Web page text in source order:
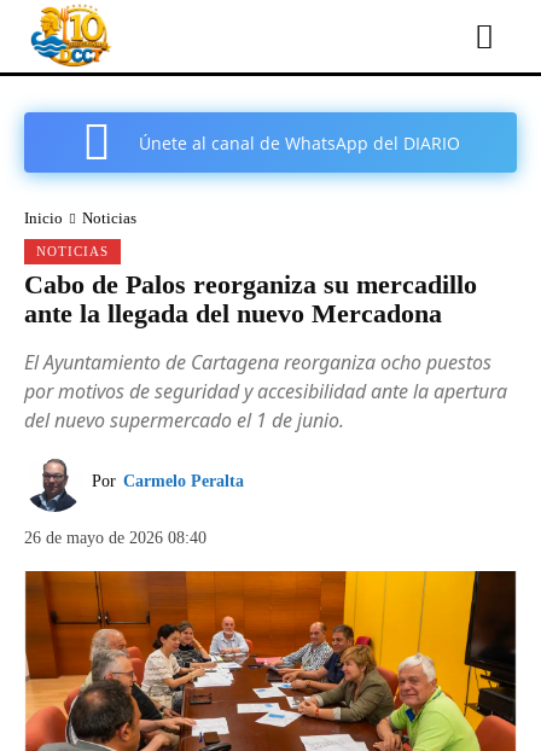
Únete al canal de WhatsApp del DIARIO
Inicio Noticias
NOTICIAS
Cabo de Palos reorganiza su mercadillo
ante la llegada del nuevo Mercadona
El Ayuntamiento de Cartagena reorganiza ocho puestos
por motivos de seguridad y accesibilidad ante la apertura
del nuevo supermercado el 1 de junio.
Por Carmelo Peralta
26 de mayo de 2026 08:40